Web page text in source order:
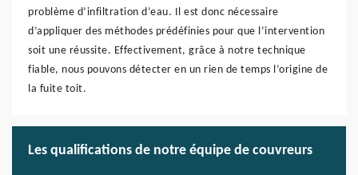
problème d’infiltration d’eau. Il est donc nécessaire
d’appliquer des méthodes prédéfinies pour que l’intervention
soit une réussite. Effectivement, grâce à notre technique
fiable, nous pouvons détecter en un rien de temps l’origine de
la fuite toit.
Les qualifications de notre équipe de couvreurs